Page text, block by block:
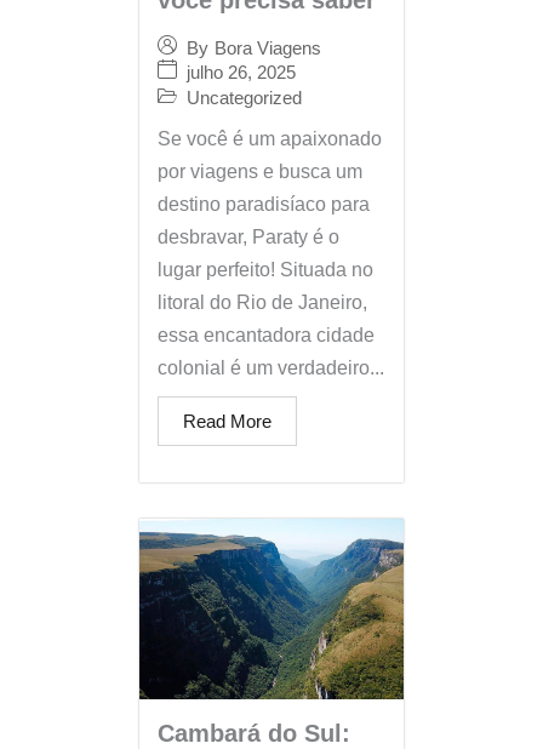
By Bora Viagens
julho 26, 2025
Uncategorized
Se você é um apaixonado
por viagens e busca um
destino paradisíaco para
desbravar, Paraty é o
lugar perfeito! Situada no
litoral do Rio de Janeiro,
essa encantadora cidade
colonial é um verdadeiro...
Read More
Cambará do Sul: